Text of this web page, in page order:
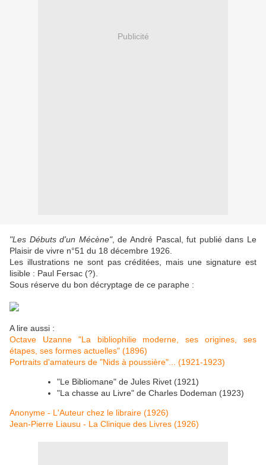
Publicité
"Les Débuts d'un Mécène", de André Pascal, fut publié dans Le
Plaisir de vivre n°51 du 18 décembre 1926.
Les illustrations ne sont pas créditées, mais une signature est
lisible : Paul Fersac (?).
Sous réserve du bon décryptage de ce paraphe :
A lire aussi :
Octave Uzanne "La bibliophilie moderne, ses origines, ses
étapes, ses formes actuelles" (1896)
Portraits d'amateurs de "Nids à poussière"... (1921-1923)
"Le Bibliomane" de Jules Rivet (1921)
"La chasse au Livre" de Charles Dodeman (1923)
Anonyme - L'Auteur chez le libraire (1926)
Jean-Pierre Liausu - La Clinique des Livres (1926)